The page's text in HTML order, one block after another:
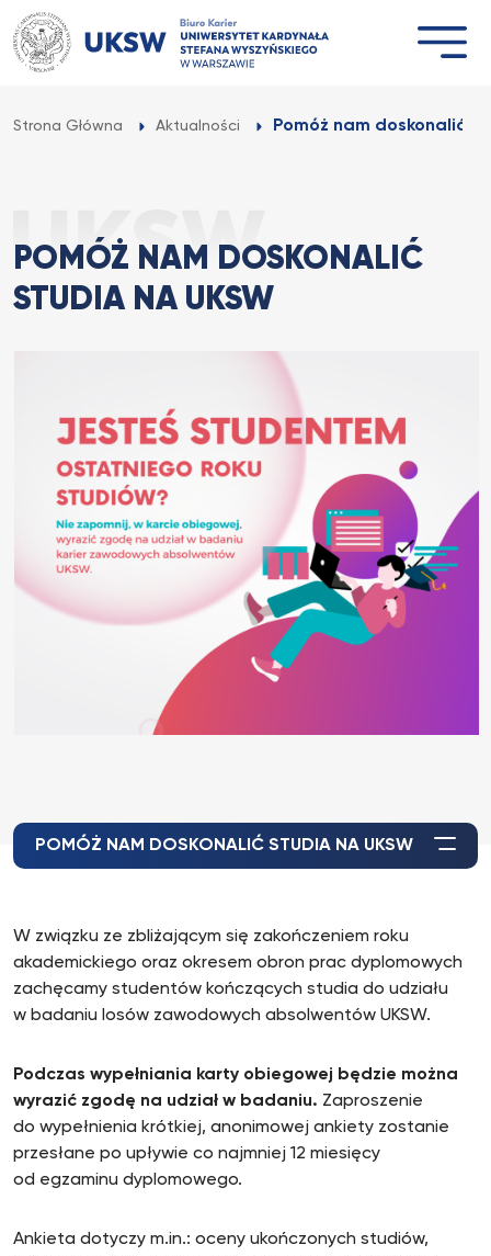
Przejdź
do
treści
Strona Główna Aktualności Pomóż nam doskonalić
POMÓŻ NAM DOSKONALIĆ
STUDIA NA UKSW
POMÓŻ NAM DOSKONALIĆ STUDIA NA UKSW
W związku ze zbliżającym się zakończeniem roku
akademickiego oraz okresem obron prac dyplomowych
zachęcamy studentów kończących studia do udziału
w badaniu losów zawodowych absolwentów UKSW.
Podczas wypełniania karty obiegowej będzie można
wyrazić zgodę na udział w badaniu. Zaproszenie
do wypełnienia krótkiej, anonimowej ankiety zostanie
przesłane po upływie co najmniej 12 miesięcy
od egzaminu dyplomowego.
Ankieta dotyczy m.in.: oceny ukończonych studiów,